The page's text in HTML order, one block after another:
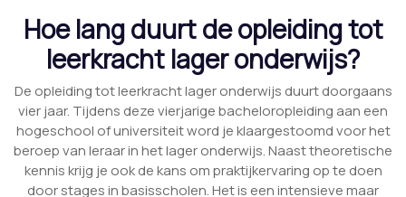
Hoe lang duurt de opleiding tot
leerkracht lager onderwijs?
De opleiding tot leerkracht lager onderwijs duurt doorgaans
vier jaar. Tijdens deze vierjarige bacheloropleiding aan een
hogeschool of universiteit word je klaargestoomd voor het
beroep van leraar in het lager onderwijs. Naast theoretische
kennis krijg je ook de kans om praktijkervaring op te doen
door stages in basisscholen. Het is een intensieve maar